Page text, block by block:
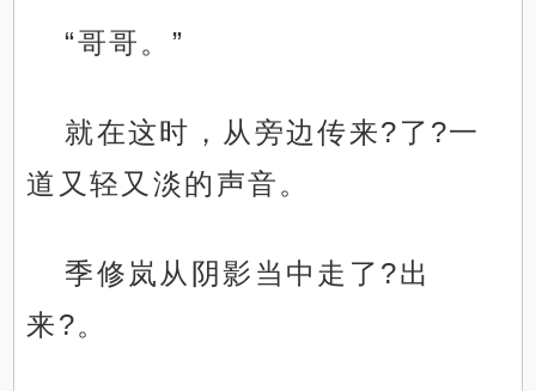
“哥哥。”
就在这时，从旁边传来?了?一
道又轻又淡的声音。
季修岚从阴影当中走了?出
来?。